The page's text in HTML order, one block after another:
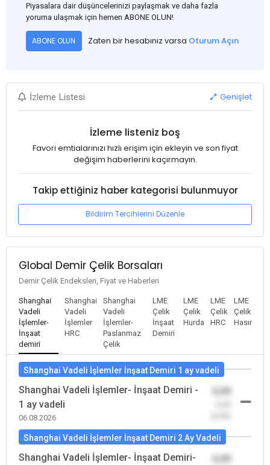
fiyatlar nasıl ilerleyecek?
Piyasalara dair düşüncelerinizi paylaşmak ve daha fazla
yoruma ulaşmak için hemen ABONE OLUN!
ABONE OLUN Zaten bir hesabınız varsa Oturum Açın
İzleme Listesi Genişlet
İzleme listeniz boş
Favori emtialarınızı hızlı erişim için ekleyin ve son fiyat
değişim haberlerini kaçırmayın.
Takip ettiğiniz haber kategorisi bulunmuyor
Bildirim Tercihlerini Düzenle
Global Demir Çelik Borsaları
Demir Çelik Endeksleri, Fiyat ve Haberleri
Shanghai
Vadeli
İşlemler-
İnşaat
demiri
Shanghai
Vadeli
İşlemler
HRC
Shanghai
Vadeli
İşlemler-
Paslanmaz
Çelik
LME
Çelik
İnşaat
Demiri
LME
Çelik
Hurda
LME
Çelik
HRC
LME
Çelik
Hasır
Shanghai Vadeli İşlemler İnşaat Demiri 1 ay vadeli
Shanghai Vadeli İşlemler- İnşaat Demiri -
1 ay vadeli
06.08.2026
Shanghai Vadeli İşlemler İnşaat Demiri 2 Ay Vadeli
Shanghai Vadeli İşlemler- İnşaat Demiri-